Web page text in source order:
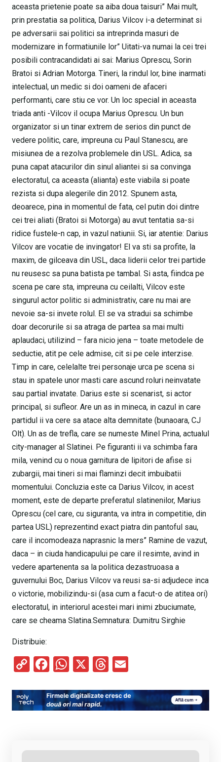
aceasta prietenie poate sa aiba doua taisuri” Mai mult,
prin prestatia sa politica, Darius Vilcov i-a determinat si
pe adversarii sai politici sa intreprinda masuri de
modernizare in formatiunile lor” Uitati-va numai la cei trei
posibili contracandidati ai sai: Marius Oprescu, Sorin
Bratoi si Adrian Motorga. Tineri, la rindul lor, bine inarmati
intelectual, un medic si doi oameni de afaceri
performanti, care stiu ce vor. Un loc special in aceasta
triada anti -Vilcov il ocupa Marius Oprescu. Un bun
organizator si un tinar extrem de serios din punct de
vedere politic, care, impreuna cu Paul Stanescu, are
misiunea de a rezolva problemele din USL. Adica, sa
puna capat atacurilor din sinul aliantei si sa convinga
electoratul, ca aceasta (alianta) este viabila si poate
rezista si dupa alegerile din 2012. Spunem asta,
deoarece, pina in momentul de fata, cel putin doi dintre
cei trei aliati (Bratoi si Motorga) au avut tentatia sa-si
ridice fustele-n cap, in vazul natiunii. Si, iar atentie: Darius
Vilcov are vocatie de invingator! El va sti sa profite, la
maxim, de gilceava din USL, daca liderii celor trei partide
nu reusesc sa puna batista pe tambal. Si asta, fiindca pe
scena pe care sta, impreuna cu ceilalti, Vilcov este
singurul actor politic si administrativ, care nu mai are
nevoie sa-si invete rolul. El se va stradui sa schimbe
doar decorurile si sa atraga de partea sa mai multi
aplaudaci, utilizind – fara nicio jena – toate metodele de
seductie, atit pe cele admise, cit si pe cele interzise.
Timp in care, celelalte trei personaje urca pe scena si
stau in spatele unor masti care ascund roluri neinvatate
sau partial invatate. Darius este si scenarist, si actor
principal, si sufleor. Are un as in mineca, in cazul in care
partidul ii va cere sa atace alta demnitate (bunaoara, CJ
Olt). Un as de trefla, care se numeste Minel Prina, actualul
city-manager al Slatinei. Pe figuranti ii va schimba fara
mila, venind cu o noua garnitura de lipitori de afise si
zubargii, mai tineri si mai flaminzi decit imbuibatii
momentului. Concluzia este ca Darius Vilcov, in acest
moment, este de departe preferatul slatinenilor, Marius
Oprescu (cel care, cu siguranta, va intra in competitie, din
partea USL) reprezentind exact piatra din pantoful sau,
care il incomodeaza naprasnic la mers” Ramine de vazut,
daca – in ciuda handicapului pe care il resimte, avind in
vedere apartenenta sa la politica dezastruoasa a
guvernului Boc, Darius Vilcov va reusi sa-si adjudece inca
o victorie, mobilizindu-si (asa cum a facut-o de atitea ori)
electoratul, in interiorul acestei mari inimi zbuciumate,
care se cheama Slatina.Semnatura: Dumitru Sirghie
Distribuie:
C
py
Li
F
ce
b
W
at
s
X
T
e
a
ail